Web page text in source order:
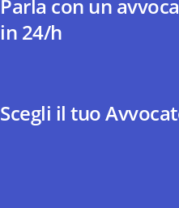
Parla con un
in 24/h
Scegli il tuo